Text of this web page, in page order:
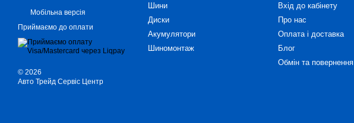
Мобільна версія
Приймаємо до оплати
© 2026
Авто Трейд Сервіс Центр
Шини
Диски
Акумулятори
Шиномонтаж
Вхід до кабінету
Про нас
Оплата і доставка
Блог
Обмін та повернення